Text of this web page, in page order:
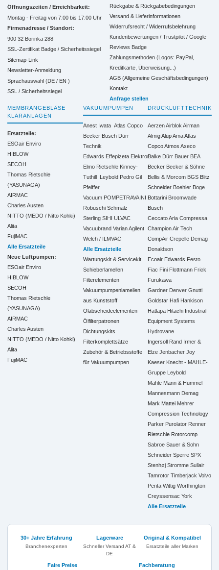
Öffnungszeiten / Erreichbarkeit:
Montag - Freitag von 7:00 bis 17:00 Uhr
Firmenadresse / Standort:
900 32 Borinka 288
SSL-Zertifikat Badge / Sicherheitssiegel
Sitemap-Link
Newsletter-Anmeldung
Sprachauswahl (DE / EN )
SSL / Sicherheitssiegel
Rückgabe & Rückgabebedingungen
Versand & Lieferinformationen
Widerrufsrecht / Widerrufsbelehrung
Kundenbewertungen / Trustpilot / Google
Reviews Badge
Zahlungsmethoden (Logos: PayPal,
Kreditkarte, Überweisung...)
AGB (Allgemeine Geschäftsbedingungen)
Kontakt
Anfrage stellen
MEMBRANGEBLÄSE
KLÄRANLAGEN
Ersatzteile:
ESOair Enviro
HIBLOW
SECOH
Thomas Rietschle
(YASUNAGA)
AIRMAC
Charles Austen
NITTO (MEDO / Nitto Kohki)
Alita
FujiMAC
Alle Ersatzteile
Neue Luftpumpen:
ESOair Enviro
HIBLOW
SECOH
Thomas Rietschle
(YASUNAGA)
AIRMAC
Charles Austen
NITTO (MEDO / Nitto Kohki)
Alita
FujiMAC
VAKUUMPUMPEN
Anest Iwata Atlas Copco
Becker Busch Dürr
Technik
Edwards Effepizeta Elektror
Elmo Rietschle Kinney-
Tuthill
Leybold Pedro Gil
Pfeiffer
Vacuum POMPETRAVAINI
Robuschi Schmalz
Sterling SIHI
ULVAC
Vacuubrand Varian Agilent
Welch / ILMVAC
Alle Ersatzteile
Wartungskit & Servicekit
Schieberlamellen
Filterelementen
Vakuumpumpenlamellen
aus Kunststoff
Ölabscheideelementen
Ölfilterpatronen
Dichtungskits
Filterkomplettsätze
Zubehör & Betriebsstoffe
für Vakuumpumpen
DRUCKLUFTTECHNIK
AerzenAirblok Airman
Almig Alup Ama Atlas
Copco Atmos Axeco
Balke Dürr Bauer BEA
Becker Becker & Söhne
Bellis & Morcom BGS Blitz
Schneider Boehler Boge
Bottarini Broomwade
Busch
Ceccato Aria Compressa
Champion Air Tech
CompAir Crepelle Demag
Donaldson
Ecoair Edwards Festo
Fiac Fini Flottmann Frick
Furukawa
Gardner Denver Gnutti
Goldstar Hafi Hankison
Hatlapa Hitachi Industrial
Equipment Systems
Hydrovane
Ingersoll Rand Irmer &
Elze Jenbacher Joy
Kaeser Knecht - MAHLE-
Gruppe
Leybold
Mahle Mann & Hummel
Mannesmann Demag
Mark Mattei Mehrer
Compression Technology
Parker Purolator Renner
Rietschle Rotorcomp
Sabroe Sauer & Sohn
Schneider Sperre SPX
Stenhøj Stromme Sullair
Tamrotor Timberjack Volvo
Penta Wittig Worthington
Creyssensac York
Alle Ersatzteile
30+ Jahre Erfahrung
Branchenexperten
Lagerware
Schneller Versand AT &
DE
Original & Kompatibel
Ersatzteile aller Marken
Faire Preise Fachberatung